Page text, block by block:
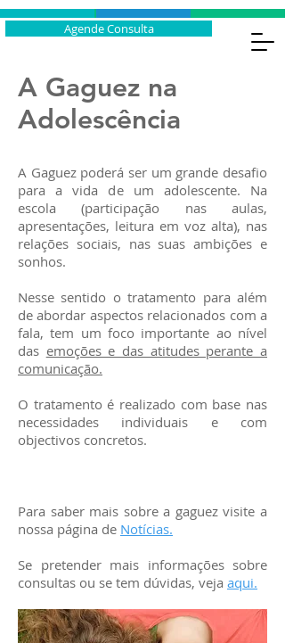
Agende Consulta
A Gaguez na
Adolescência
A Gaguez poderá ser um grande desafio
para a vida de um adolescente. Na
escola (participação nas aulas,
apresentações, leitura em voz alta), nas
relações sociais, nas suas ambições e
sonhos.
Nesse sentido o tratamento para além
de abordar aspectos relacionados com a
fala, tem um foco importante ao nível
das emoções e das atitudes perante a
comunicação.
O tratamento é realizado com base nas
necessidades individuais e com
objectivos concretos.
Para saber mais sobre a gaguez visite a
nossa página de Notícias.
Se pretender mais informações sobre
consultas ou se tem dúvidas, veja aqui.